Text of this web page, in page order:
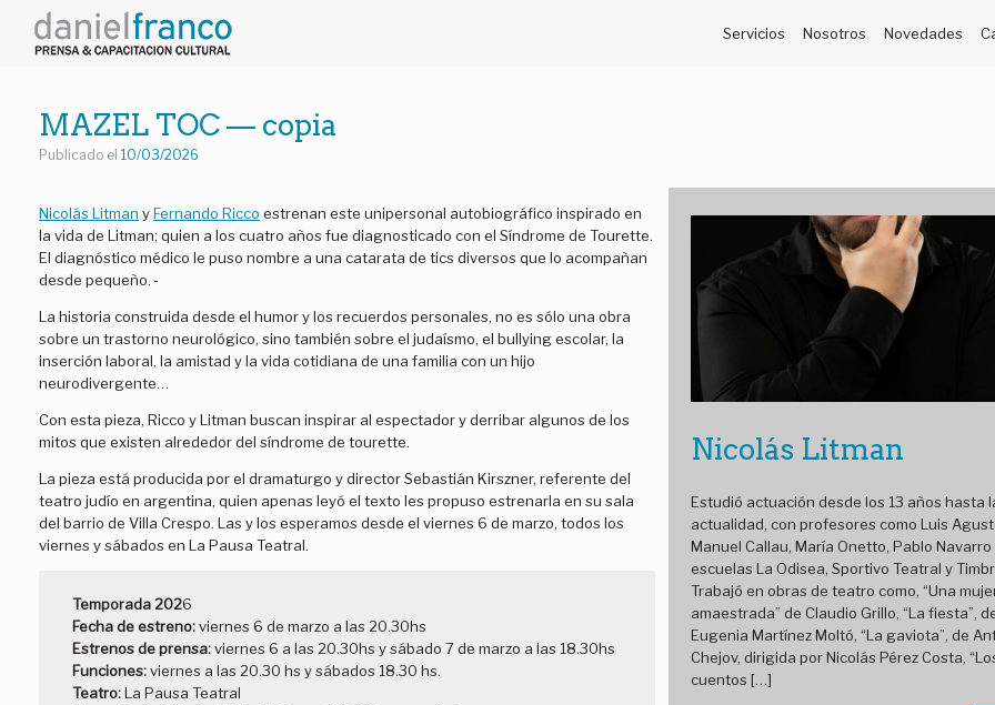
contenido
Servicios Nosotros Novedades
MAZEL TOC — copia
Publicado el 10/03/2026
Nicolás Litman yFernando Ricco estrenan este unipersonal autobiográfico inspirado en
la vida de Litman; quien a los cuatro años fue diagnosticado con el Síndrome de Tourette.
El diagnóstico médico le puso nombre a una catarata de tics diversos que lo acompañan
desde pequeño.
La historia construida desde el humor y los recuerdos personales, no es sólo una obra
sobre un trastorno neurológico, sino también sobre el judaísmo, el bullying escolar, la
inserción laboral, la amistad y la vida cotidiana de una familia con un hijo
neurodivergente…
Con esta pieza, Ricco y Litman buscan inspirar al espectador y derribar algunos de los
mitos que existen alrededor del síndrome de tourette.
La pieza está producida por el dramaturgo y director Sebastián Kirszner, referente del
teatro judío en argentina, quien apenas leyó el texto les propuso estrenarla en su sala
del barrio de Villa Crespo. Las y los esperamos desde el viernes 6 de marzo, todos los
viernes y sábados en La Pausa Teatral.
Temporada 2026
Fecha de estreno:viernes 6 de marzo a las 20.30hs
Estrenos de prensa:viernes 6 a las 20.30hs y sábado 7 de marzo a las 18.30hs
Funciones:viernes a las 20.30 hs y sábados 18.30 hs.
Teatro:La Pausa Teatral
Nicolás Litman
Estudió actuación desde los 13 años hasta
actualidad, con profesores como Luis
Manuel Callau, María Onetto, Pablo Navarro
escuelas La Odisea, Sportivo Teatral y
Trabajó en obras de teatro como, “Una
amaestrada” de Claudio Grillo, “La fiesta”,
Eugenia Martínez Moltó, “La gaviota”, de
Chejov, dirigida por Nicolás Pérez Costa,
cuentos […]